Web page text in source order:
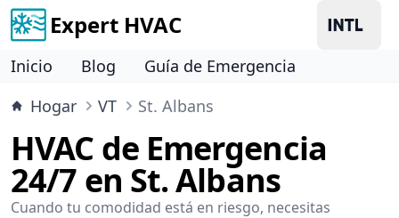
Expert HVAC
Inicio Blog
Guía de Emergencia
Hogar
VT St. Albans
HVAC de Emergencia
24/7 en St. Albans
Cuando tu comodidad está en riesgo, necesitas